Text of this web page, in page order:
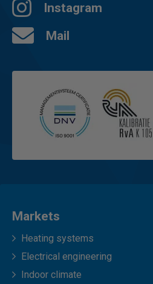
Instagram
Mail
Markets
Heating systems
Electrical engineering
Indoor climate